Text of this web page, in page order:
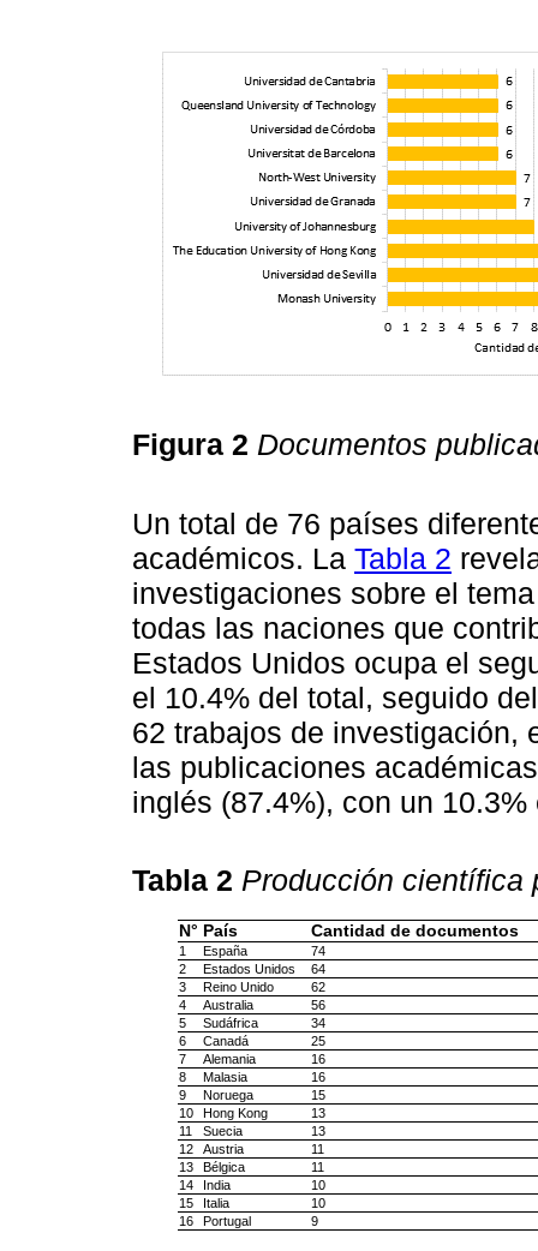
Figura 2 Documentos
Un total de 76 países
académicos. La Tabla 2
investigaciones sobre el
todas las naciones que
Estados Unidos ocupa el
el 10.4% del total, seguido
62 trabajos de investigación,
las publicaciones
inglés (87.4%), con un
Tabla 2 Producción científica
N° País Cantidad de documentos
1 España
74
2
Estados Unidos
64
3
Reino Unido
62
4
Australia
56
5
Sudáfrica
34
6
Canadá
25
7
Alemania
16
8
Malasia
16
9
Noruega
15
10
Hong Kong
13
11
Suecia
13
12
Austria
11
13
Bélgica
11
14
India
10
15
Italia
10
16
Portugal 9